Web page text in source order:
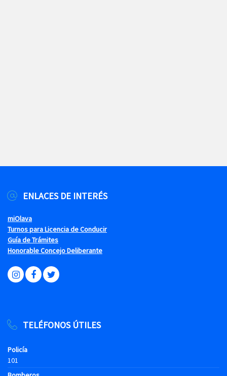
ENLACES DE INTERÉS
miOlava
Turnos para Licencia de Conducir
Guía de Trámites
Honorable Concejo Deliberante
TELÉFONOS ÚTILES
Policía
101